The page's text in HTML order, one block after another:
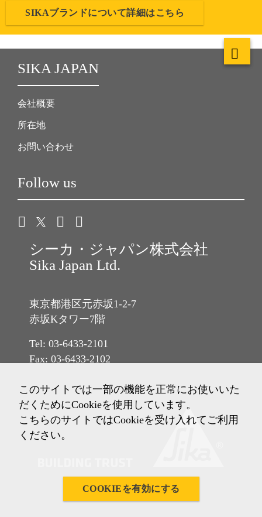
SIKAブランドについて詳細はこちら
SIKA JAPAN
会社概要
所在地
お問い合わせ
Follow us
シーカ・ジャパン株式会社
Sika Japan Ltd.
東京都港区元赤坂1-2-7
赤坂Kタワー7階
Tel: 03-6433-2101
Fax: 03-6433-2102
このサイトでは一部の機能を正常にお使いいた
だくためにCookieを使用しています。
こちらのサイトではCookieを受け入れてご利用
ください。
COOKIEを有効にする